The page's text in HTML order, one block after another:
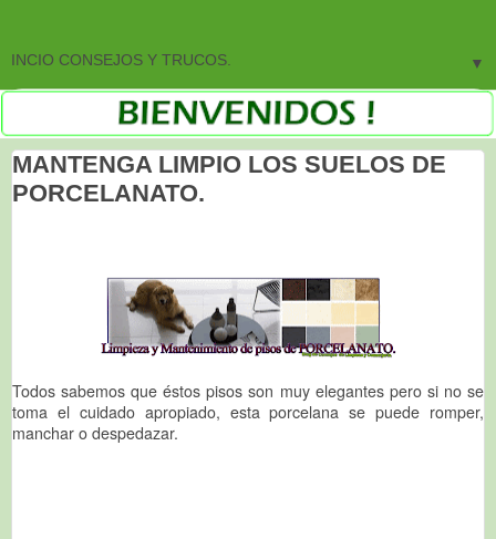
▼
MANTENGA LIMPIO LOS SUELOS DE
PORCELANATO.
Todos sabemos que éstos pisos son muy elegantes pero si no se
toma el cuidado apropiado, esta porcelana se puede romper,
manchar o despedazar.